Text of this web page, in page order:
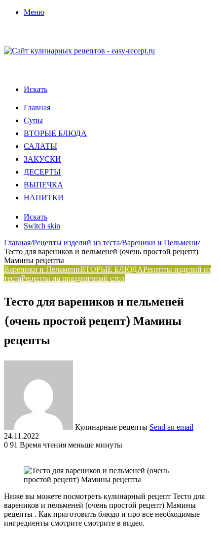
Меню
Искать
Главная
Супы
ВТОРЫЕ БЛЮДА
САЛАТЫ
ЗАКУСКИ
ДЕСЕРТЫ
ВЫПЕЧКА
НАПИТКИ
Искать
Switch skin
Главная/Рецепты изделий из теста/Вареники и Пельмени/
Тесто для вареников и пельменей (очень простой рецепт)
Мамины рецепты
Вареники и ПельмениВТОРЫЕ БЛЮДАРецепты изделий из
тестаРецепты на праздничный стол
Тесто для вареников и пельменей
(очень простой рецепт) Мамины
рецепты
Кулинарные рецепты Send an email
24.11.2022
0 91 Время чтения меньше минуты
Ниже вы можете посмотреть кулинарный рецепт Тесто для
вареников и пельменей (очень простой рецепт) Мамины
рецепты . Как приготовить блюдо и про все необходимые
ингредиенты смотрите смотрите в видео.